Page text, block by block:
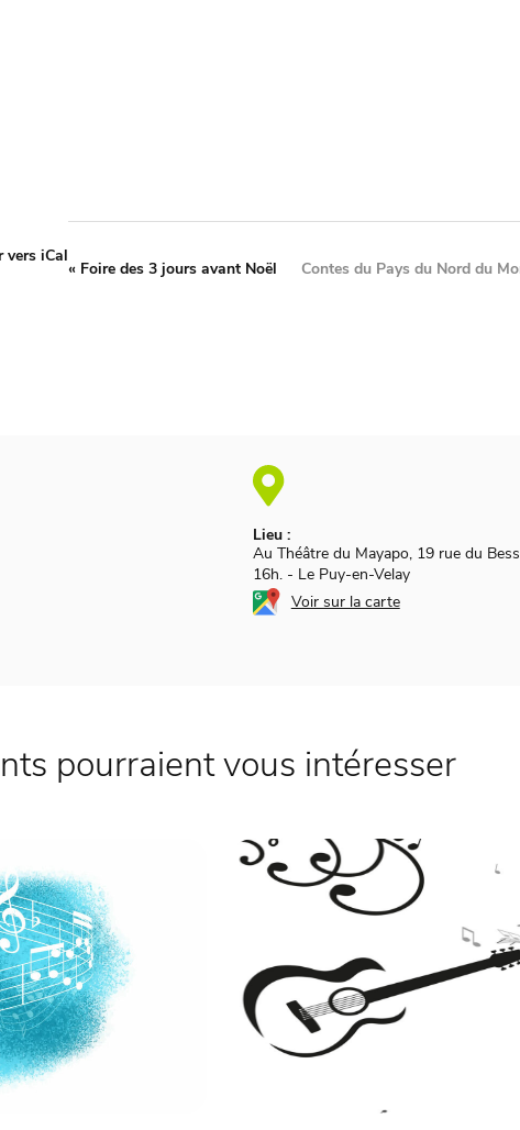
vers iCal
Lieu :
Au Théâtre du Mayapo, 19 rue du
16h. - Le Puy-en-Velay
Voir sur la carte
«Foire des 3 jours avant Noël Contes du Pays du Nord du
pourraient vous intéresser